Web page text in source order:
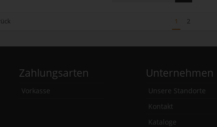
1 2
Zahlungsarten
Vorkasse
Unternehmen
Unsere Standorte
Kontakt
Kataloge